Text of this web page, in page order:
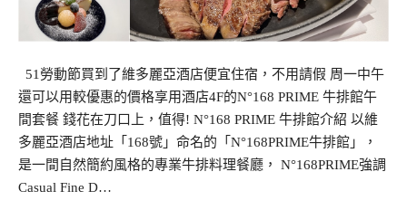
51勞動節買到了維多麗亞酒店便宜住宿，不用請假 周一中午
還可以用較優惠的價格享用酒店4F的N°168 PRIME 牛排館午
間套餐 錢花在刀口上，值得! N°168 PRIME 牛排館介紹 以維
多麗亞酒店地址「168號」命名的「N°168PRIME牛排館」，
是一間自然簡約風格的專業牛排料理餐廳， N°168PRIME強調
Casual Fine D…